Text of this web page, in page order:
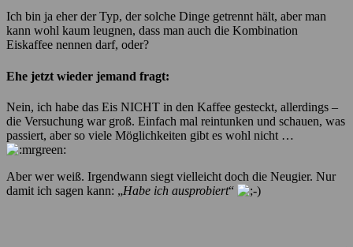
Ich bin ja eher der Typ, der solche Dinge getrennt hält, aber man
kann wohl kaum leugnen, dass man auch die Kombination
Eiskaffee nennen darf, oder?
Ehe jetzt wieder jemand fragt:
Nein, ich habe das Eis NICHT in den Kaffee gesteckt, allerdings –
die Versuchung war groß. Einfach mal reintunken und schauen, was
passiert, aber so viele Möglichkeiten gibt es wohl nicht …
Aber wer weiß. Irgendwann siegt vielleicht doch die Neugier. Nur
damit ich sagen kann: „Habe ich ausprobiert“